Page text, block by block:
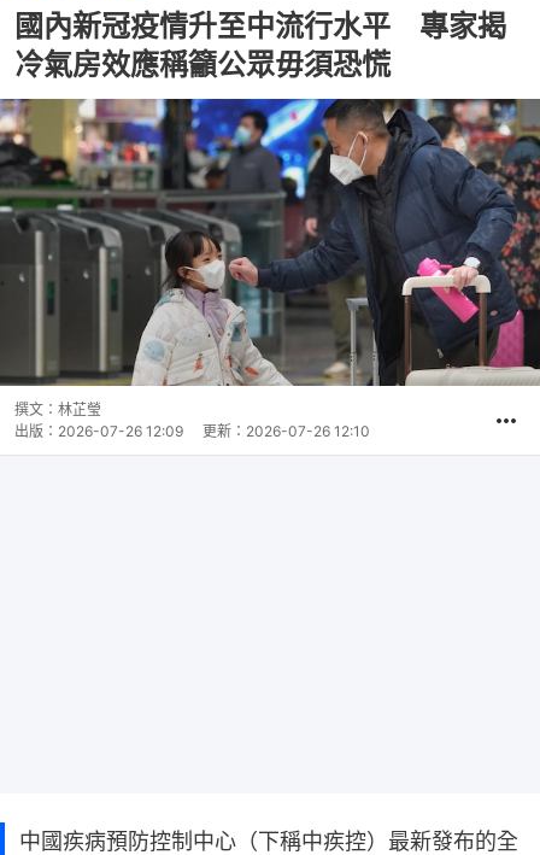
國內新冠疫情升至中流行水平 專家揭
冷氣房效應稱籲公眾毋須恐慌
撰文： 林芷瑩
出版： 2026-07-26 12:09 更新： 2026-07-26 12:10
中國疾病預防控制中心（下稱中疾控）最新發布的全